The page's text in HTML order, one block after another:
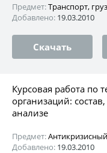
Предмет:Транспорт,
Добавлено: 19.03.2010
Скачать
Курсовая работа по
организаций:
анализе
Предмет:
Добавлено: 19.03.2010